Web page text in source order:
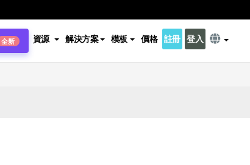
全新 資源 解決方案 模板 價格 註冊 登入